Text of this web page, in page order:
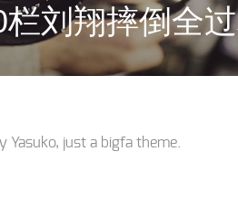
刘翔摔倒全
Yasuko, just a bigfa theme.